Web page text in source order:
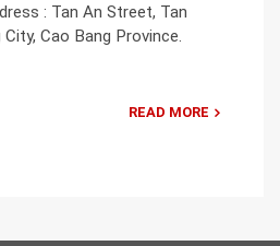
: Tan An Street, Tan
Cao Bang Province.
READ MORE